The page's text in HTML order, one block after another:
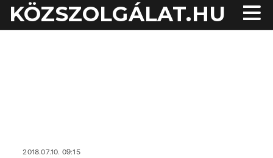
KÖZSZOLGÁLAT.HU
2018.07.10. 09:15